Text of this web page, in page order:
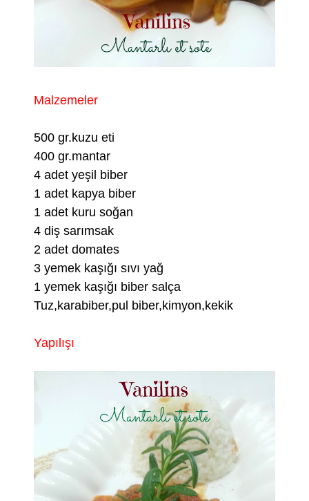
Malzemeler
500 gr.kuzu eti
400 gr.mantar
4 adet yeşil biber
1 adet kapya biber
1 adet kuru soğan
4 diş sarımsak
2 adet domates
3 yemek kaşığı sıvı yağ
1 yemek kaşığı biber salça
Tuz,karabiber,pul biber,kimyon,kekik
Yapılışı